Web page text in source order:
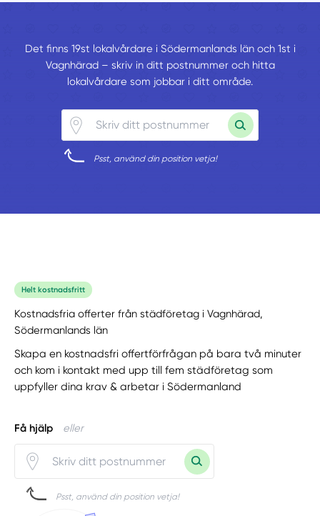
Det finns 19st lokalvårdare i Södermanlands län och 1st i
Vagnhärad – skriv in ditt postnummer och hitta
lokalvårdare som jobbar i ditt område.
Psst, använd din position vetja!
Helt kostnadsfritt
Kostnadsfria offerter från städföretag i Vagnhärad,
Södermanlands län
Skapa en kostnadsfri offertförfrågan på bara två minuter
och kom i kontakt med upp till fem städföretag som
uppfyller dina krav & arbetar i Södermanland
Få hjälp eller
Psst, använd din position vetja!